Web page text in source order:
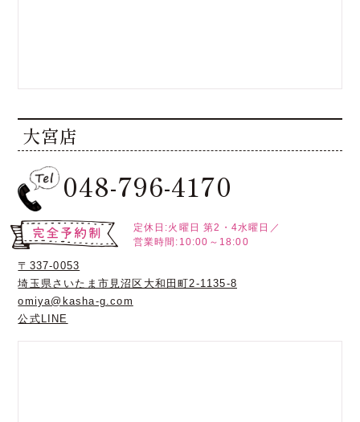
大宮店
048-796-4170
定休日:火曜日 第2・4水曜日／
営業時間:10:00～18:00
〒337-0053
埼玉県さいたま市見沼区大和田町2-1135-8
omiya@kasha-g.com
公式LINE